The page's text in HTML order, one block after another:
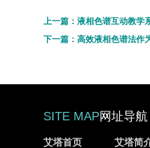
上一篇：液相色谱互动教
下一篇：高效液相色谱法作
SITE MAP网址导航
艾塔首页 艾塔简